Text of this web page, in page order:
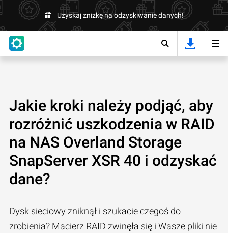
Uzyskaj zniżkę na odzyskiwanie danych!
Jakie kroki należy podjąć, aby
rozróżnić uszkodzenia w RAID
na NAS Overland Storage
SnapServer XSR 40 i odzyskać
dane?
Dysk sieciowy zniknął i szukacie czegoś do
zrobienia? Macierz RAID zwinęła się i Wasze pliki nie